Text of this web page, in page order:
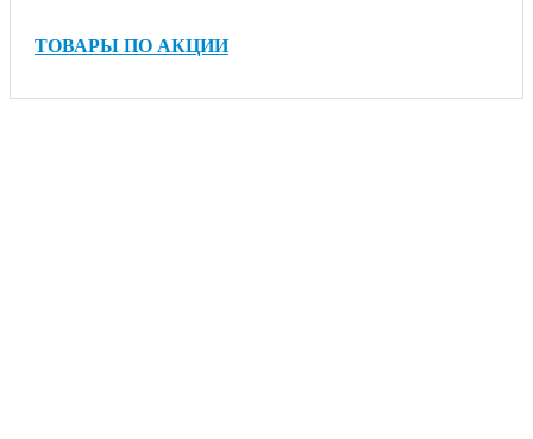
ТОВАРЫ ПО АКЦИИ